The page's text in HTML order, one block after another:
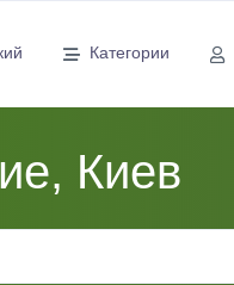
Категории
Киев